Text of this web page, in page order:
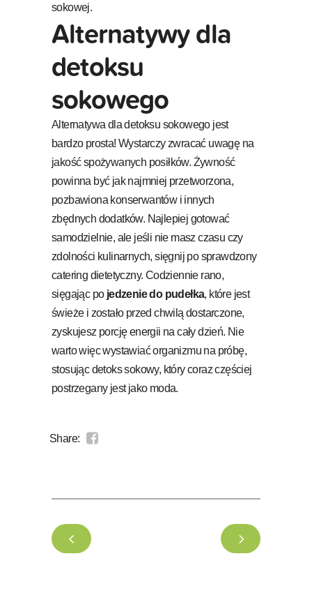
sokowej.
Alternatywy dla
detoksu
sokowego
Alternatywa dla detoksu sokowego jest
bardzo prosta! Wystarczy zwracać uwagę na
jakość spożywanych posiłków. Żywność
powinna być jak najmniej przetworzona,
pozbawiona konserwantów i innych
zbędnych dodatków. Najlepiej gotować
samodzielnie, ale jeśli nie masz czasu czy
zdolności kulinarnych, sięgnij po sprawdzony
catering dietetyczny. Codziennie rano,
sięgając po jedzenie do pudełka, które jest
świeże i zostało przed chwilą dostarczone,
zyskujesz porcję energii na cały dzień. Nie
warto więc wystawiać organizmu na próbę,
stosując detoks sokowy, który coraz częściej
postrzegany jest jako moda.
Share: